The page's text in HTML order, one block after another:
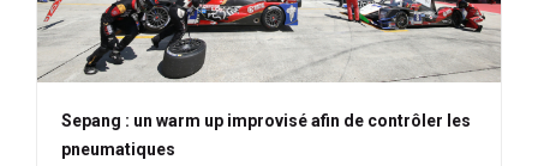
Sepang : un warm up improvisé afin de contrôler les
pneumatiques